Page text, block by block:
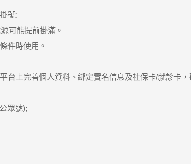
號;
可能提前掛滿。
件時使用。
上完善個人資料、綁定實名信息及社保卡/就診卡，
眾號);